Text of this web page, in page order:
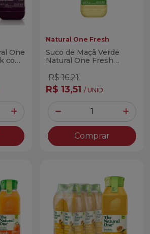
One
com
Adicionar Quantidade
Natural One Fresh
Suco de Maçã Verde
Natural One Fresh
R$ 16,21
R$ 13,51 / UNID
Diminuir Quantidade
Quantidade
Comprar